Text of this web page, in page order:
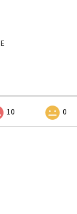
10 0